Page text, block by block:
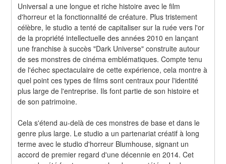
Universal a une longue et riche histoire avec le film
d'horreur et la fonctionnalité de créature. Plus tristement
célèbre, le studio a tenté de capitaliser sur la ruée vers l'or
de la propriété intellectuelle des années 2010 en lançant
une franchise à succès "Dark Universe" construite autour
de ses monstres de cinéma emblématiques. Compte tenu
de l'échec spectaculaire de cette expérience, cela montre à
quel point ces types de films sont centraux pour l'identité
plus large de l'entreprise. Ils font partie de son histoire et
de son patrimoine.
Cela s'étend au-delà de ces monstres de base et dans le
genre plus large. Le studio a un partenariat créatif à long
terme avec le studio d'horreur Blumhouse, signant un
accord de premier regard d'une décennie en 2014. Cet